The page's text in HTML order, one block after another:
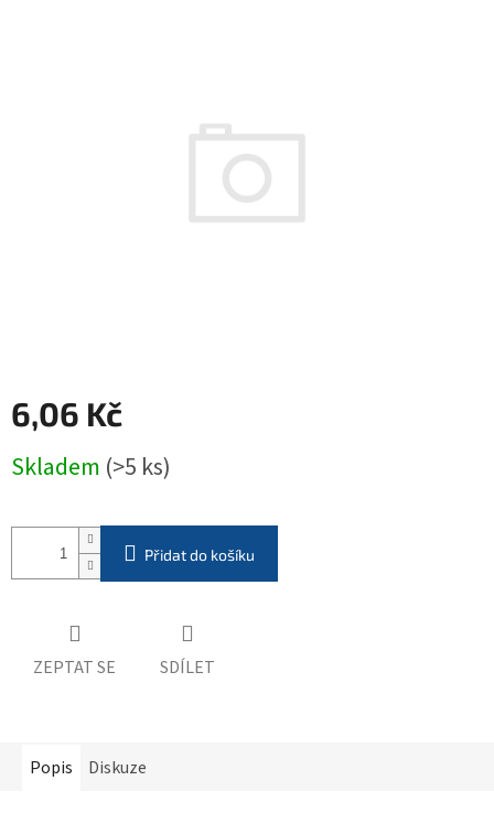
6,06 Kč
cena:
Skladem (>5 ks)
Přidat do košíku
ZEPTAT SE SDÍLET
Popis Diskuze